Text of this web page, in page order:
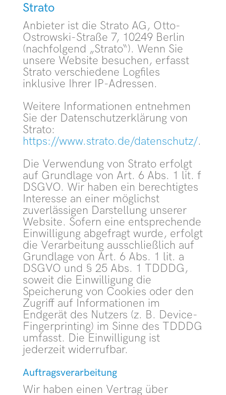
Strato
Anbieter ist die Strato AG, Otto-
Ostrowski-Straße 7, 10249 Berlin
(nachfolgend „Strato“). Wenn Sie
unsere Website besuchen, erfasst
Strato verschiedene Logfiles
inklusive Ihrer IP-Adressen.
Weitere Informationen entnehmen
Sie der Datenschutzerklärung von
Strato:
https://www.strato.de/datenschutz/.
Die Verwendung von Strato erfolgt
auf Grundlage von Art. 6 Abs. 1 lit. f
DSGVO. Wir haben ein berechtigtes
Interesse an einer möglichst
zuverlässigen Darstellung unserer
Website. Sofern eine entsprechende
Einwilligung abgefragt wurde, erfolgt
die Verarbeitung ausschließlich auf
Grundlage von Art. 6 Abs. 1 lit. a
DSGVO und § 25 Abs. 1 TDDDG,
soweit die Einwilligung die
Speicherung von Cookies oder den
Zugriff auf Informationen im
Endgerät des Nutzers (z. B. Device-
Fingerprinting) im Sinne des TDDDG
umfasst. Die Einwilligung ist
jederzeit widerrufbar.
Auftragsverarbeitung
Wir haben einen Vertrag über